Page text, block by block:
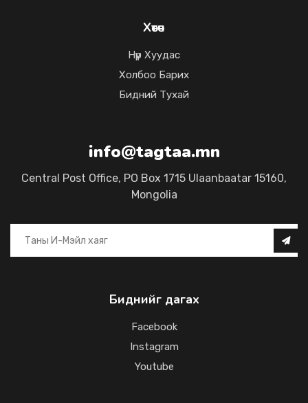
Хөтөч
Нүүр Хуудас
Холбоо Барих
Бидний Тухай
info@tagtaa.mn
Central Post Office, PO Box 1715 Ulaanbaatar 15160,
Mongolia
Биднийг дагах
Facebook
Instagram
Youtube